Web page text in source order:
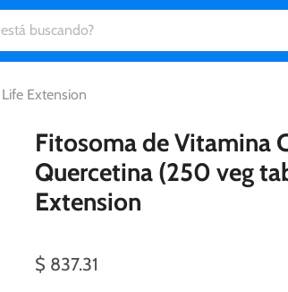
Extension
Fitosoma de Vitamina
Quercetina (250 veg
Extension
$ 837.31